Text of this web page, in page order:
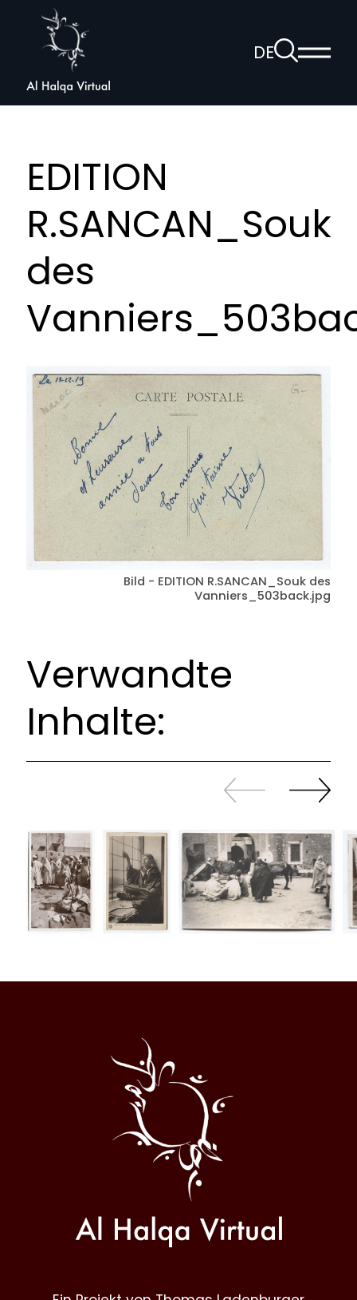
Halqa
DEZur
Suchseite
EDITION
R.SANCAN_Souk
des
Bild - EDITION R.SANCAN_Souk des
Vanniers_503back.jpg
Verwandte
Inhalte:
Zurück
sliden
Weiter
sliden
Halqa